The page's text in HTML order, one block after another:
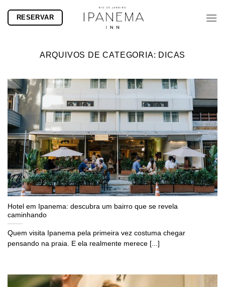
RESERVAR
ARQUIVOS DE CATEGORIA: DICAS
Hotel em Ipanema: descubra um bairro que se revela
caminhando
Quem visita Ipanema pela primeira vez costuma chegar
pensando na praia. E ela realmente merece [...]